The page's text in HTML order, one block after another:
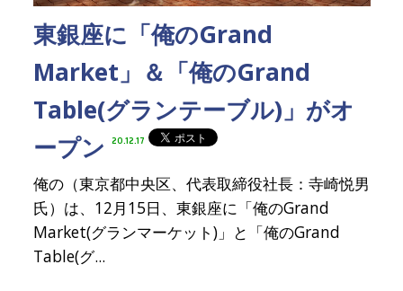
東銀座に「俺のGrand
Market」＆「俺のGrand
Table(グランテーブル)」がオ
ープン
20.12.17
俺の（東京都中央区、代表取締役社長：寺崎悦男
氏）は、12月15日、東銀座に「俺のGrand
Market(グランマーケット)」と「俺のGrand
Table(グ...